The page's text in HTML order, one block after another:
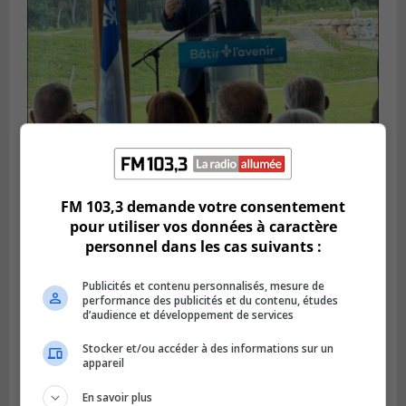
Publié le 14 juillet 2026 à 04h58
L’ÉNA de Saint-Hubert pourrait vivre une
forte croissance
FM 103,3 demande votre consentement
pour utiliser vos données à caractère
personnel dans les cas suivants :
Publicités et contenu personnalisés, mesure de
performance des publicités et du contenu, études
d’audience et développement de services
Stocker et/ou accéder à des informations sur un
appareil
En savoir plus